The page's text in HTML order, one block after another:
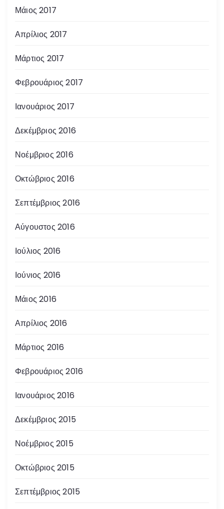
Μάιος 2017
Απρίλιος 2017
Μάρτιος 2017
Φεβρουάριος 2017
Ιανουάριος 2017
Δεκέμβριος 2016
Νοέμβριος 2016
Οκτώβριος 2016
Σεπτέμβριος 2016
Αύγουστος 2016
Ιούλιος 2016
Ιούνιος 2016
Μάιος 2016
Απρίλιος 2016
Μάρτιος 2016
Φεβρουάριος 2016
Ιανουάριος 2016
Δεκέμβριος 2015
Νοέμβριος 2015
Οκτώβριος 2015
Σεπτέμβριος 2015